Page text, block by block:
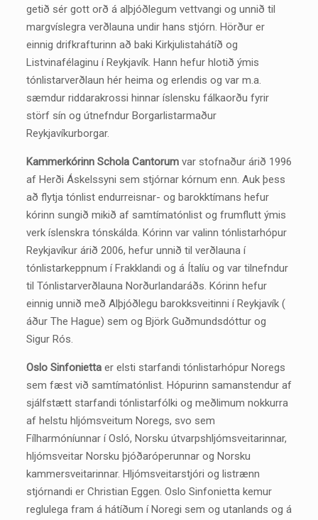
getið sér gott orð á alþjóðlegum vettvangi og unnið til
margvíslegra verðlauna undir hans stjórn. Hörður er
einnig drifkrafturinn að baki Kirkjulistahátíð og
Listvinafélaginu í Reykjavík. Hann hefur hlotið ýmis
tónlistarverðlaun hér heima og erlendis og var m.a.
sæmdur riddarakrossi hinnar íslensku fálkaorðu fyrir
störf sín og útnefndur Borgarlistarmaður
Reykjavíkurborgar.
Kammerkórinn Schola Cantorumvar stofnaður árið 1996
af Herði Áskelssyni sem stjórnar kórnum enn. Auk þess
að flytja tónlist endurreisnar- og barokktímans hefur
kórinn sungið mikið af samtímatónlist og frumflutt ýmis
verk íslenskra tónskálda. Kórinn var valinn tónlistarhópur
Reykjavíkur árið 2006, hefur unnið til verðlauna í
tónlistarkeppnum í Frakklandi og á Ítalíu og var tilnefndur
til Tónlistarverðlauna Norðurlandaráðs. Kórinn hefur
einnig unnið með Alþjóðlegu barokksveitinni í Reykjavík (
áður The Hague) sem og Björk Guðmundsdóttur og
Sigur Rós.
Oslo Sinfoniettaer elsti starfandi tónlistarhópur Noregs
sem fæst við samtímatónlist. Hópurinn samanstendur af
sjálfstætt starfandi tónlistarfólki og meðlimum nokkurra
af helstu hljómsveitum Noregs, svo sem
Fílharmóníunnar í Osló, Norsku útvarpshljómsveitarinnar,
hljómsveitar Norsku þjóðaróperunnar og Norsku
kammersveitarinnar. Hljómsveitarstjóri og listrænn
stjórnandi er Christian Eggen. Oslo Sinfonietta kemur
reglulega fram á hátíðum í Noregi sem og utanlands og á